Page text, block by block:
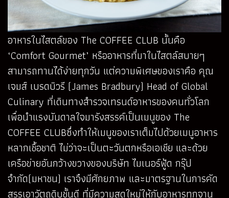
อาหารในไสตล์ของ The COFFEE CLUB นั้นคือ
‘Comfort Gourmet’ หรืออาหารที่มาในไสตล์สบายๆ
สามารถทานได้ง่ายทุกวัน แต่ความพิเศษของเราคือ คุณ
เจมส์ เบรดบิวรี (James Bradbury) Head of Global
Culinary ที่เดินทางสำรวจเทรนด์อาหารของคนทั่วโลก
เพื่อนำแรงบันดาลใจมารังสรรค์เป็นเมนูของ The
COFFEE CLUBซึ่งทำให้เมนูของเราเต็มไปด้วยเมนูอาหาร
หลากเชื้อชาติ ไม่ว่าจะเป็นตะวันตกหรือเอเชีย และด้วย
เครือข่ายอันกว้างขวางของบริษัท ไมเนอร์ฟู้ด กรุ๊ป
จำกัด(มหาชน) เราจึงมีศักยภาพ และมาตรฐานในการคัด
สรรเอาวัตถุดิบชั้นดี ที่มีความสดใหม่ให้กับอาหารทุกจาน